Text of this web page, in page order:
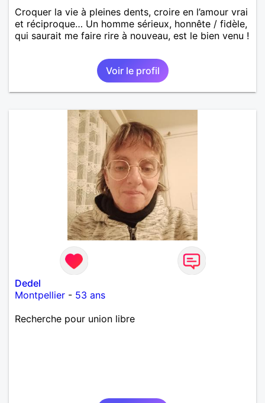
Croquer la vie à pleines dents, croire en l’amour vrai
et réciproque… Un homme sérieux, honnête / fidèle,
qui saurait me faire rire à nouveau, est le bien venu !
Voir le profil
Dedel
Montpellier - 53 ans
Recherche pour union libre